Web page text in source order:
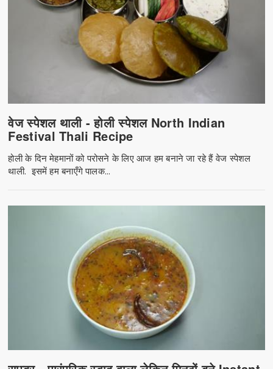
वेज स्पेशल थाली - होली स्पेशल North Indian
Festival Thali Recipe
होली के दिन मेहमानों को परोसने के लिए आज हम बनाने जा रहे हैं वेज स्पेशल
थाली. इसमें हम बनाएँगे पालक...